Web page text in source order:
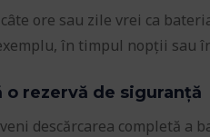
ore sau zile vrei ca
în timpul nopții sau
o rezervă de siguranță
descărcarea completă a